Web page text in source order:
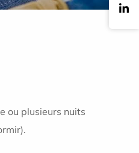
ou plusieurs nuits